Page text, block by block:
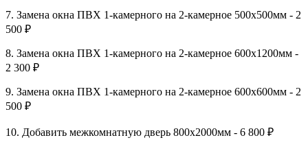
7. Замена окна ПВХ 1-камерного на 2-камерное 500х500мм - 2
500 ₽
8. Замена окна ПВХ 1-камерного на 2-камерное 600х1200мм -
2 300 ₽
9. Замена окна ПВХ 1-камерного на 2-камерное 600х600мм - 2
500 ₽
10. Добавить межкомнатную дверь 800х2000мм - 6 800 ₽